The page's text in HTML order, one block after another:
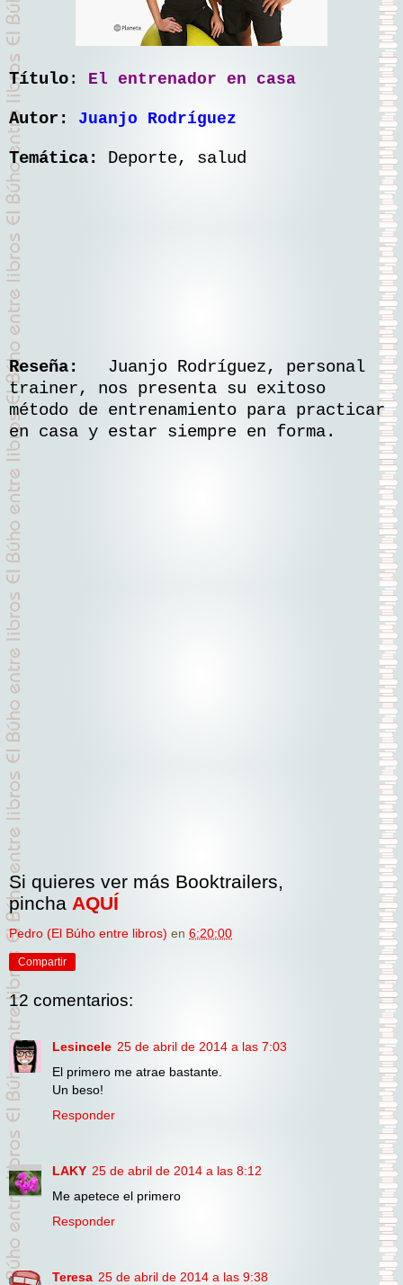
Título: El entrenador en casa
Autor: Juanjo Rodríguez
Temática: Deporte, salud
Reseña:
Juanjo Rodríguez, personal
trainer, nos presenta su exitoso
método de entrenamiento para practicar
en casa y estar siempre en forma.
Si quieres ver más Booktrailers,
pincha AQUÍ
Pedro (El Búho entre libros) en 6:20:00
Compartir
12 comentarios:
Lesincele 25 de abril de 2014 a las 7:03
El primero me atrae bastante.
Un beso!
Responder
LAKY 25 de abril de 2014 a las 8:12
Me apetece el primero
Responder
Teresa 25 de abril de 2014 a las 9:38